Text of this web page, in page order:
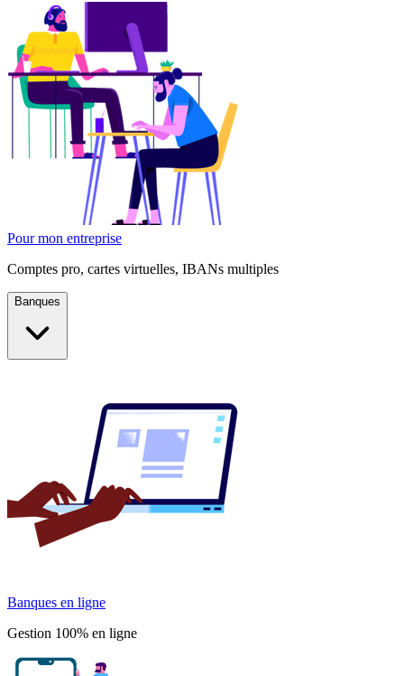
Pour mon entreprise
Comptes pro, cartes virtuelles, IBANs multiples
Banques
Banques en ligne
Gestion 100% en ligne